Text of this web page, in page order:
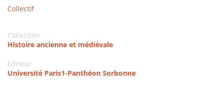
Collectif
Collection
Histoire ancienne et médiévale
Editeur
Université Paris1-Panthéon Sorbonne